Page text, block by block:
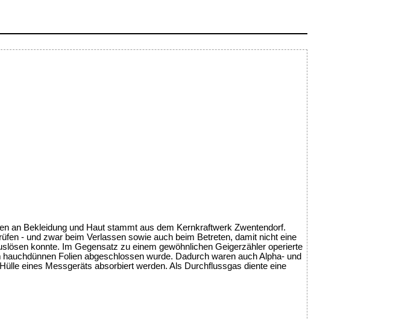
an Bekleidung und Haut stammt aus dem Kernkraftwerk Zwentendorf.
- und zwar beim Verlassen sowie auch beim Betreten, damit nicht eine
konnte. Im Gegensatz zu einem gewöhnlichen Geigerzähler operierte
Folien abgeschlossen wurde. Dadurch waren auch Alpha- und
eines Messgeräts absorbiert werden. Als Durchflussgas diente eine